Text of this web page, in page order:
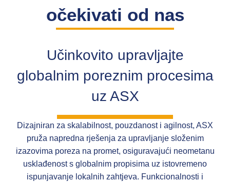
očekivati od nas
Učinkovito upravljajte
globalnim poreznim procesima
uz ASX
Dizajniran za skalabilnost, pouzdanost i agilnost, ASX
pruža napredna rješenja za upravljanje složenim
izazovima poreza na promet, osiguravajući neometanu
usklađenost s globalnim propisima uz istovremeno
ispunjavanje lokalnih zahtjeva. Funkcionalnosti i